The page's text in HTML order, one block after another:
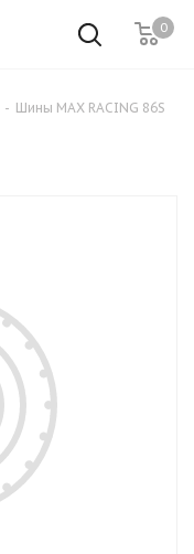
0
- Шины MAX RACING 86S